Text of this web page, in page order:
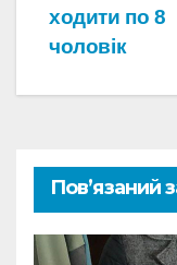
ходити по 8
чоловік
Пов’язаний